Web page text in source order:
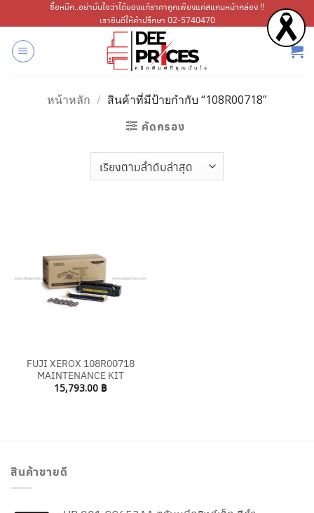
ไป
เนื้อหา
ซื้อหมึก..อย่ามั่นใจว่าได้ของแท้ราคาถูกเพียงแค่สแกนหน้ากล่อง !!
เรายินดีให้คำปรึกษา 02-5740470
หน้าหลัก / สินค้าที่มีป้ายกำกับ “108R00718”
คัดกรอง
FUJI XEROX 108R00718
MAINTENANCE KIT
15,793.00 ฿
สินค้าขายดี